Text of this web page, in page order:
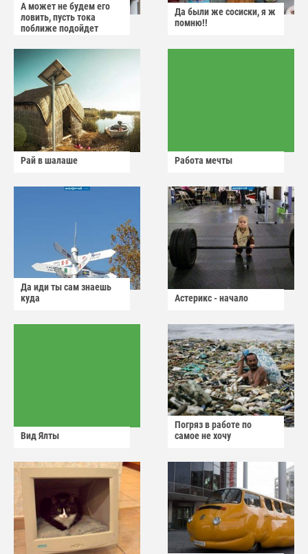
А может не будем его
ловить, пусть тока
поближе подойдет
Да были же сосиски, я ж
помню!!
Рай в шалаше Работа мечты
Да иди ты сам знаешь
куда
Астерикс - начало
Вид Ялты
Погряз в работе по
самое не хочу